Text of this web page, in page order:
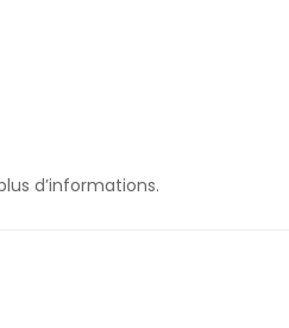
d’informations.